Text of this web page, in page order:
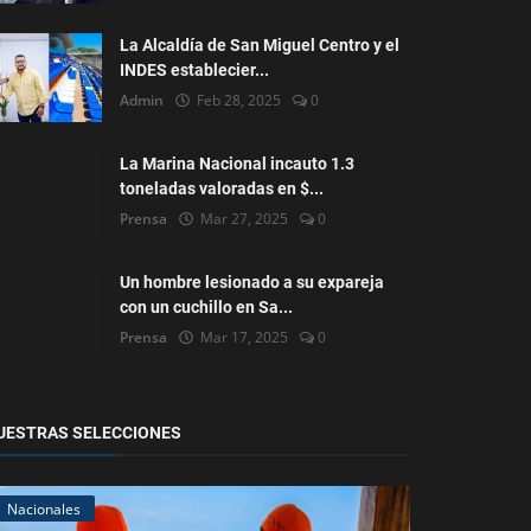
La Alcaldía de San Miguel Centro y el
INDES establecier...
Admin Feb 28, 2025 0
La Marina Nacional incauto 1.3
toneladas valoradas en $...
Prensa Mar 27, 2025 0
Un hombre lesionado a su expareja
con un cuchillo en Sa...
Prensa Mar 17, 2025 0
SELECCIONES
Nacionales